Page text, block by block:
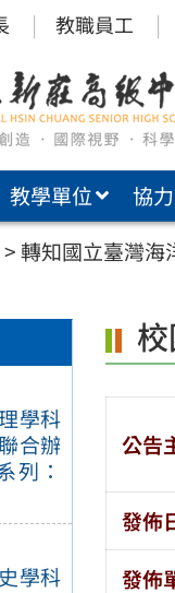
教職員工
教學單位 協
>轉知國立臺灣海
學科
合辦
列：
學科
公告
發佈
發佈